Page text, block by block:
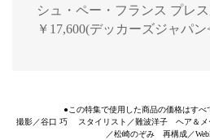
シュ・ペー・フランス プレ
￥17,600(デッカーズジャパ
●この特集で使用した商品の価格はすべ
撮影／谷口 巧 スタイリスト／難波洋子 ヘア＆
／松崎のぞみ 再構成／